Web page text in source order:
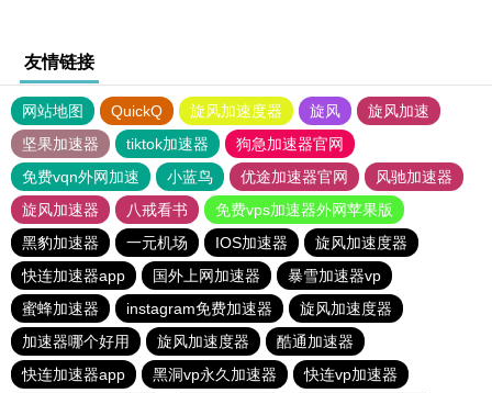
友情链接
网站地图 QuickQ 旋风加速度器 旋风
旋风加速
坚果加速器
tiktok加速器
狗急加速器官网
免费vqn外网加速
小蓝鸟 优途加速器官网
风驰加速器
旋风加速器
八戒看书
免费vps加速器外网苹果版
黑豹加速器
一元机场 IOS加速器
旋风加速度器
快连加速器app
国外上网加速器
暴雪加速器vp
蜜蜂加速器
instagram免费加速器
旋风加速度器
加速器哪个好用
旋风加速度器
酷通加速器
快连加速器app
黑洞vp永久加速器
快连vp加速器